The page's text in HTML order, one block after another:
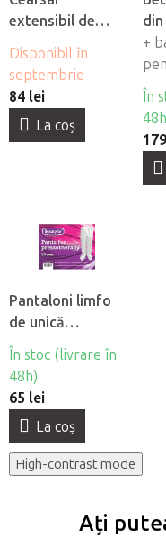
extensibil de
flanel Fabulo cu
orificiu pentru
fată
Disponibil în
septembrie
84 lei
La coş
din
+
În
Pantaloni limfo
de unică
folosintă din
material netesut
Beautyfor®, 10
buc
În stoc (livrare în
48h)
65 lei
La coş
High-contrast mode
Ați